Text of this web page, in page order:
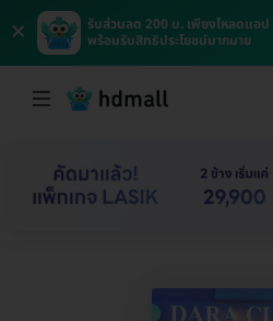
×
รับส่วนลด 200 บ. เพียงโหลดแอ
พร้อมรับสิทธิประโยชน์มากมาย